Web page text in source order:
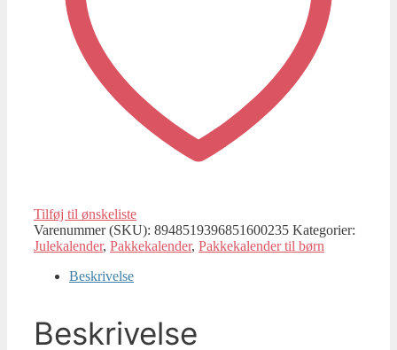
Tilføj til ønskeliste
Varenummer (SKU): 8948519396851600235 Kategorier:
Julekalender, Pakkekalender, Pakkekalender til børn
Beskrivelse
Beskrivelse